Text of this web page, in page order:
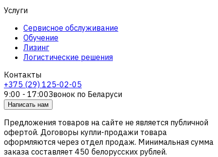
Услуги
Сервисное обслуживание
Обучение
Лизинг
Логистические решения
Контакты
+375 (29) 125-02-05
9:00 - 17:00Звонок по Беларуси
Написать нам
Предложения товаров на сайте не является публичной
офертой. Договоры купли-продажи товара
оформляются через отдел продаж. Минимальная сумма
заказа составляет 450 белорусских рублей.